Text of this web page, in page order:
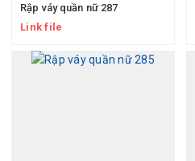
Rập váy quần nữ 287
Link file